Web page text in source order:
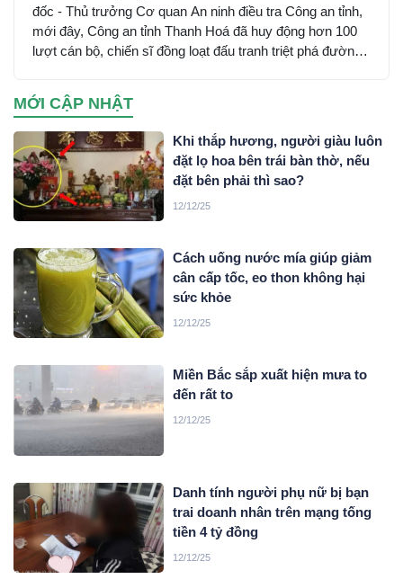
đốc - Thủ trưởng Cơ quan An ninh điều tra Công an tỉnh,
mới đây, Công an tỉnh Thanh Hoá đã huy động hơn 100
lượt cán bộ, chiến sĩ đồng loạt đấu tranh triệt phá đường
xuyên quốc gia do đối tượng Mai Văn Tới, sinh năm 2001
trú tại xã Nga Sơn, tỉnh Thanh Hoá cầm đầu…
MỚI CẬP NHẬT
Khi thắp hương, người giàu luôn
đặt lọ hoa bên trái bàn thờ, nếu
đặt bên phải thì sao?
12/12/25
Cách uống nước mía giúp giảm
cân cấp tốc, eo thon không hại
sức khỏe
12/12/25
Miền Bắc sắp xuất hiện mưa to
đến rất to
12/12/25
Danh tính người phụ nữ bị bạn
trai doanh nhân trên mạng tống
tiền 4 tỷ đồng
12/12/25